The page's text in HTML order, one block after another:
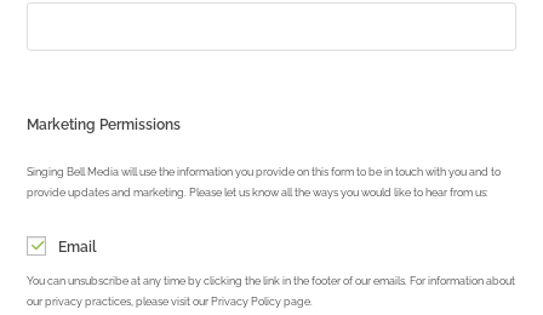
Marketing Permissions
Singing Bell Media will use the information you provide on this form to be in touch with you and to
provide updates and marketing. Please let us know all the ways you would like to hear from us:
Email
You can unsubscribe at any time by clicking the link in the footer of our emails. For information about
our privacy practices, please visit our Privacy Policy page.